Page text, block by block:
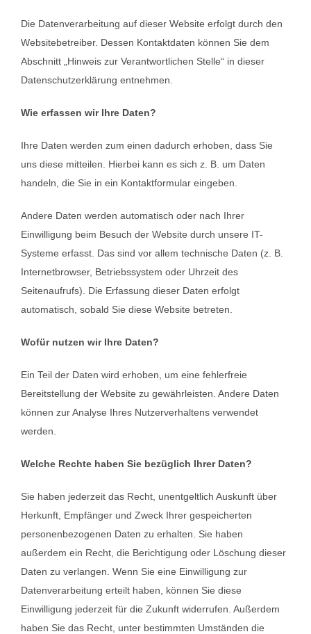
Die Datenverarbeitung auf dieser Website erfolgt durch den
Websitebetreiber. Dessen Kontaktdaten können Sie dem
Abschnitt „Hinweis zur Verantwortlichen Stelle“ in dieser
Datenschutzerklärung entnehmen.
Wie erfassen wir Ihre Daten?
Ihre Daten werden zum einen dadurch erhoben, dass Sie
uns diese mitteilen. Hierbei kann es sich z. B. um Daten
handeln, die Sie in ein Kontaktformular eingeben.
Andere Daten werden automatisch oder nach Ihrer
Einwilligung beim Besuch der Website durch unsere IT-
Systeme erfasst. Das sind vor allem technische Daten (z. B.
Internetbrowser, Betriebssystem oder Uhrzeit des
Seitenaufrufs). Die Erfassung dieser Daten erfolgt
automatisch, sobald Sie diese Website betreten.
Wofür nutzen wir Ihre Daten?
Ein Teil der Daten wird erhoben, um eine fehlerfreie
Bereitstellung der Website zu gewährleisten. Andere Daten
können zur Analyse Ihres Nutzerverhaltens verwendet
werden.
Welche Rechte haben Sie bezüglich Ihrer Daten?
Sie haben jederzeit das Recht, unentgeltlich Auskunft über
Herkunft, Empfänger und Zweck Ihrer gespeicherten
personenbezogenen Daten zu erhalten. Sie haben
außerdem ein Recht, die Berichtigung oder Löschung dieser
Daten zu verlangen. Wenn Sie eine Einwilligung zur
Datenverarbeitung erteilt haben, können Sie diese
Einwilligung jederzeit für die Zukunft widerrufen. Außerdem
haben Sie das Recht, unter bestimmten Umständen die